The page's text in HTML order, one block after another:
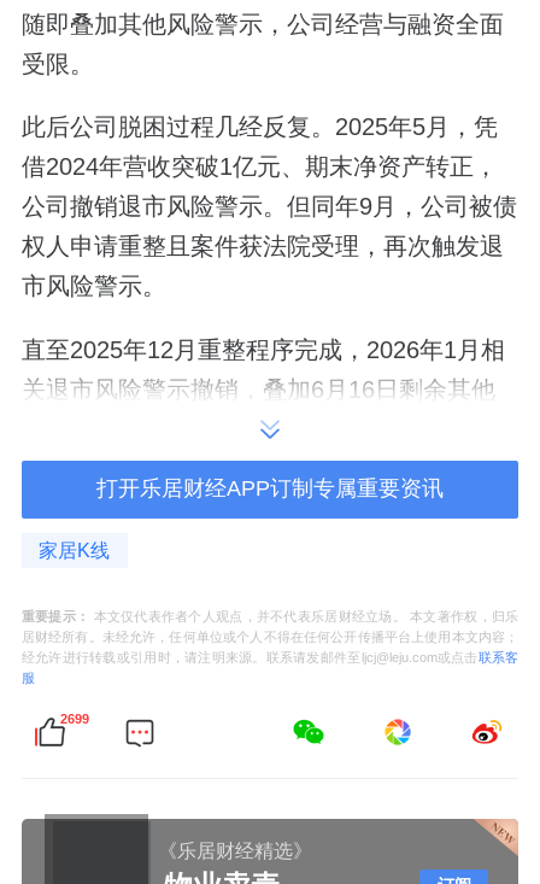
随即叠加其他风险警示，公司经营与融资全面
受限。
此后公司脱困过程几经反复。2025年5月，凭
借2024年营收突破1亿元、期末净资产转正，
公司撤销退市风险警示。但同年9月，公司被债
权人申请重整且案件获法院受理，再次触发退
市风险警示。
直至2025年12月重整程序完成，2026年1月相
关退市风险警示撤销，叠加6月16日剩余其他
风险警示解除，公司才彻底走出两年多的风险
困境。
程，合同金额超3亿元，项目于2020年验收投
用。但项目结算流程长期停滞，公司多次调整
材料并于2022年提交超3.3亿元的结算申报，多
年未获正式结算结果。
收回，公司只得通过诉讼追讨欠款及利息。工
程完工多年无法完成结算、大额账款长期拖
打开乐居财经APP订制专属重要资讯
家居K线
重要提示：
本文仅代表作者个人观点，并不代表乐居财经立场。 本文著作权，归乐
居财经所有。未经允许，任何单位或个人不得在任何公开传播平台上使用本文内容；
经允许进行转载或引用时，请注明来源。联系请发邮件至ljcj@leju.com或点击联系客
服
2699
《乐居财经精选》